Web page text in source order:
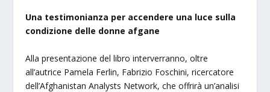
Una testimonianza per accendere una luce sulla
condizione delle donne afgane
Alla presentazione del libro interverranno, oltre
all’autrice Pamela Ferlin, Fabrizio Foschini, ricercatore
dell’Afghanistan Analysts Network, che offrirà un’analisi